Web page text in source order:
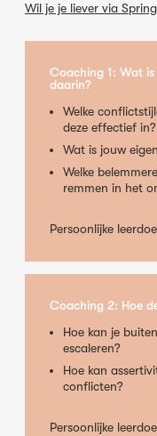
Wil je je liever via
Coaching 1: Wat
daarin?
Welke
deze effectief in?
Wat is jouw
Welke
remmen in het
Persoonlijke
Coaching 2: Hoe
Hoe kan je
escaleren?
Hoe kan
conflicten?
Persoonlijke